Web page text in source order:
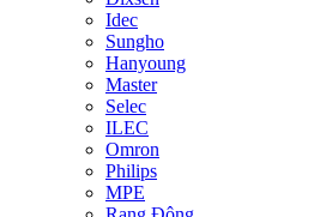
Idec
Sungho
Hanyoung
Master
Selec
ILEC
Omron
Philips
MPE